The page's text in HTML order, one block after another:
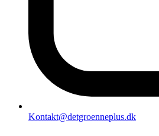
Kontakt@detgroenneplus.dk